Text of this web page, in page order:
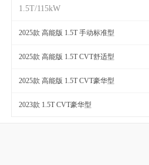
1.5T/115kW
2025款 高能版 1.5T 手动标准型
2025款 高能版 1.5T CVT舒适型
2025款 高能版 1.5T CVT豪华型
2023款 1.5T CVT豪华型